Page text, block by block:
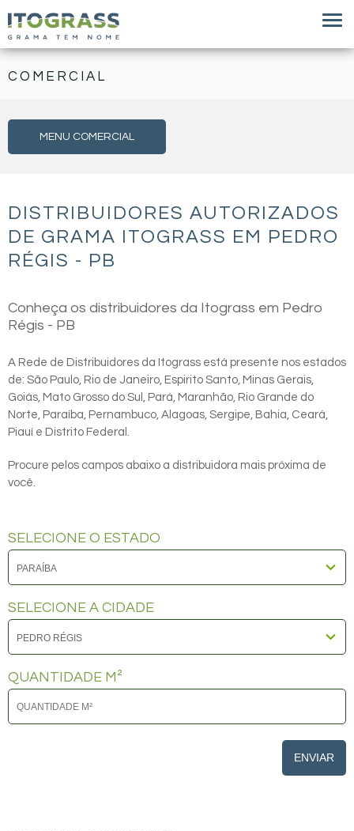
COMERCIAL
MENU COMERCIAL
DISTRIBUIDORES AUTORIZADOS
DE GRAMA ITOGRASS EM PEDRO
RÉGIS - PB
Conheça os distribuidores da Itograss em Pedro
Régis - PB
A Rede de Distribuidores da Itograss está presente nos estados
de: São Paulo, Rio de Janeiro, Espirito Santo, Minas Gerais,
Goiás, Mato Grosso do Sul, Pará, Maranhão, Rio Grande do
Norte, Paraíba, Pernambuco, Alagoas, Sergipe, Bahia, Ceará,
Piauí e Distrito Federal.
Procure pelos campos abaixo a distribuidora mais próxima de
você.
SELECIONE O ESTADO
SELECIONE A CIDADE
QUANTIDADE M²
ENVIAR